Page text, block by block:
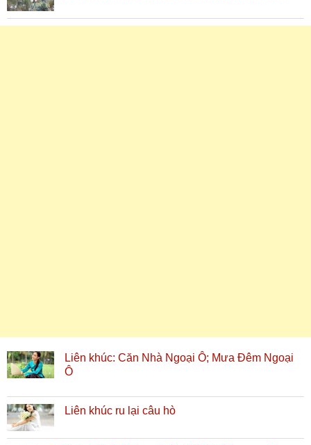
Liên khúc: Căn Nhà Ngoại Ô; Mưa Đêm Ngoại
Ô
Liên khúc ru lại câu hò